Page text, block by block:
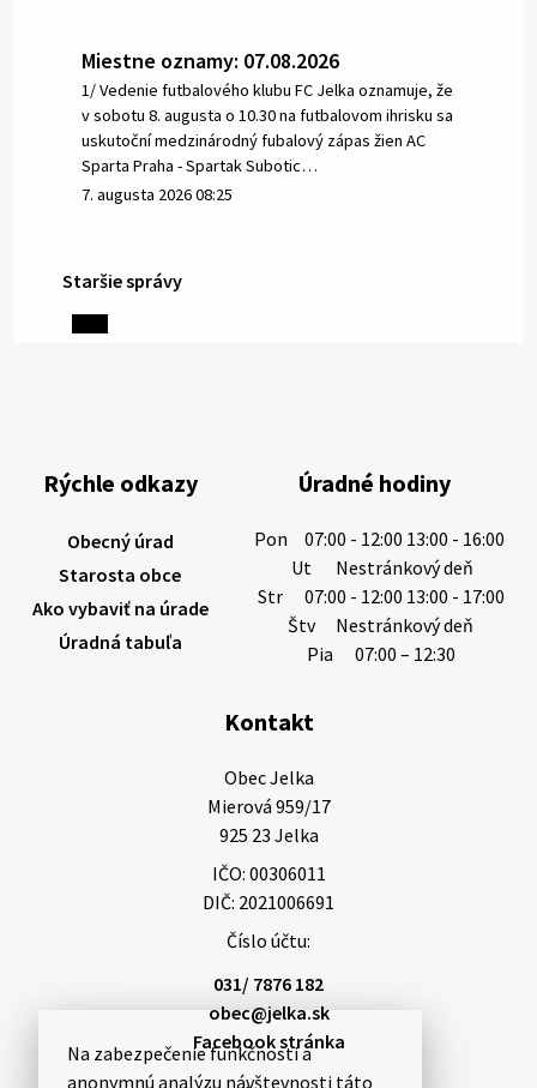
Na zabezpečenie funkčnosti a
anonymnú analýzu návštevnosti táto
Miestne oznamy: 07.08.2026
1/ Vedenie futbalového klubu FC Jelka oznamuje, že
v sobotu 8. augusta o 10.30 na futbalovom ihrisku sa
uskutoční medzinárodný fubalový zápas žien AC
Sparta Praha - Spartak Subotic…
7. augusta 2026 08:25
6. augusta 2026 08:13
výdatnosti vodárenských zdrojov.
Západoslovenská vodárenská spoločnosť preto
6. augusta 2026 08:12
5. augusta 2026 13:10
Smútočný oznam: 05.08.2026 1/ Vážení obyvatelia!S
hlbokým zármutkom Vám oznamujeme, že vo veku
73 rokov nás opustila Irena Tanková, rodená
Tanková. Pohreb zosnulej bude dňa 6.08.20…
5. augusta 2026 12:59
Miestne oznamy: 03.08.2026
Staršie správy
Rýchle odkazy
Obecný úrad
Starosta obce
Ako vybaviť na úrade
Úradná tabuľa
Úradné hodiny
Pon
07:00 - 12:00 13:00 - 16:00
Ut
Nestránkový deň
Str
07:00 - 12:00 13:00 - 17:00
Štv
Nestránkový deň
Pia
07:00 – 12:30
Kontakt
Obec Jelka
Mierová 959/17
925 23 Jelka
IČO: 00306011
DIČ: 2021006691
Číslo účtu:
031/ 7876 182
obec@jelka.sk
Facebook stránka